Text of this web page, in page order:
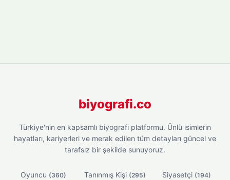
biyografi.co
Türkiye'nin en kapsamlı biyografi platformu. Ünlü isimlerin
hayatları, kariyerleri ve merak edilen tüm detayları güncel ve
tarafsız bir şekilde sunuyoruz.
Oyuncu (360) Tanınmış Kişi (295) Siyasetçi (194)